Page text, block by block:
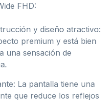
FHD:
y diseño atractivo:
premium y está bien
una sensación de
La pantalla tiene una
que reduce los reflejos